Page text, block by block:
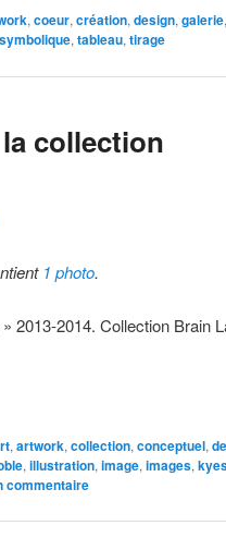
, coeur, création, design, galerie,
symbolique, tableau, tirage
collection
1 photo.
2013-2014. Collection Brain
, artwork, collection, conceptuel,
, illustration, image, images,
commentaire